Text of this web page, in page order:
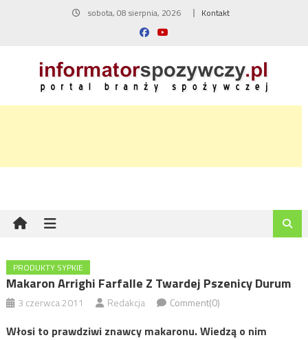
sobota, 08 sierpnia, 2026 Kontakt
PRODUKTY SYPKIE
Makaron Arrighi Farfalle Z Twardej Pszenicy Durum
3 czerwca 2011 Redakcja Comment(0)
Włosi to prawdziwi znawcy makaronu. Wiedzą o nim